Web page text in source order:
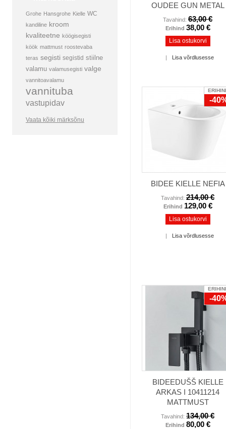
OUDEE GUN METAL
Tavahind: 63,00 €
Erihind 38,00 €
Lisa ostukorvi
| Lisa võrdlusesse
-
BIDEE KIELLE NEFIA
Tavahind: 214,00 €
Erihind 129,00 €
Lisa ostukorvi
| Lisa võrdlusesse
-
BIDEEDUŠŠ KIELLE
ARKAS I 10411214
MATTMUST
Tavahind: 134,00 €
Erihind 80,00 €
Grohe Hansgrohe Kielle WC
kandiline kroom
kvaliteetne köögisegisti
köök mattmust roostevaba
teras segisti segistid stiilne
valamu valamusegisti valge
vannitoavalamu
vannituba
vastupidav
Vaata kõiki märksõnu